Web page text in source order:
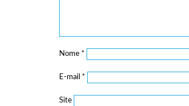
Nome *
E-mail *
Site